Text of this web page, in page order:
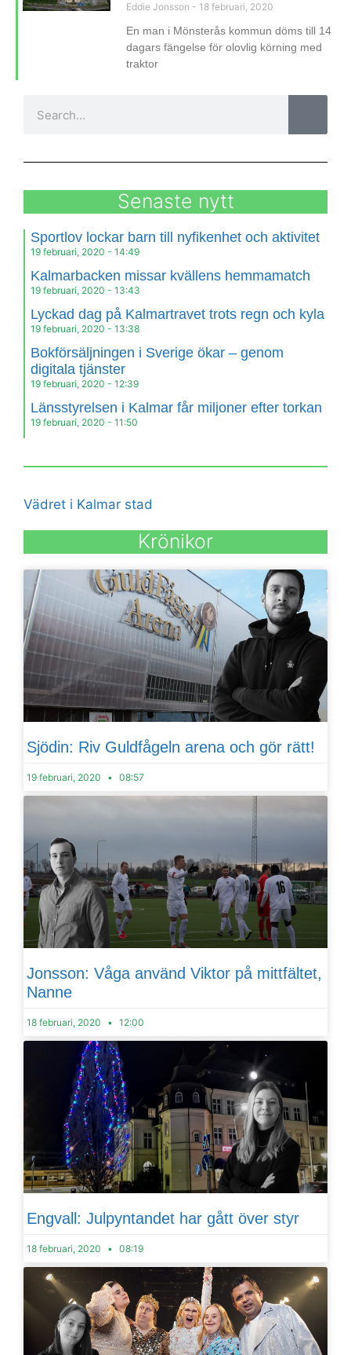
Eddie Jonsson 18 februari, 2020
En man i Mönsterås kommun döms till 14
dagars fängelse för olovlig körning med
traktor
Senaste nytt
Sportlov lockar barn till nyfikenhet och aktivitet
19 februari, 2020 14:49
Kalmarbacken missar kvällens hemmamatch
19 februari, 2020 13:43
Lyckad dag på Kalmartravet trots regn och kyla
19 februari, 2020 13:38
Bokförsäljningen i Sverige ökar – genom
digitala tjänster
19 februari, 2020 12:39
Länsstyrelsen i Kalmar får miljoner efter torkan
19 februari, 2020 11:50
Vädret i Kalmar stad
Krönikor
Sjödin: Riv Guldfågeln arena och gör rätt!
19 februari, 2020 08:57
Jonsson: Våga använd Viktor på mittfältet,
Nanne
18 februari, 2020 12:00
Engvall: Julpyntandet har gått över styr
18 februari, 2020 08:19